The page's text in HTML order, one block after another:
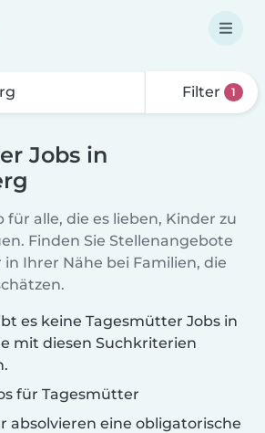
Filter 1
Jobs in
für alle, die es lieben, Kinder zu
Finden Sie Stellenangebote
Ihrer Nähe bei Familien, die
es keine Tagesmütter Jobs in
mit diesen Suchkriterien
für Tagesmütter
absolvieren eine obligatorische